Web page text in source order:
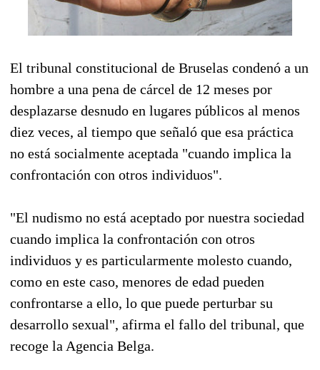
El tribunal constitucional de Bruselas condenó a un
hombre a una pena de cárcel de 12 meses por
desplazarse desnudo en lugares públicos al menos
diez veces, al tiempo que señaló que esa práctica
no está socialmente aceptada "cuando implica la
confrontación con otros individuos".
"El nudismo no está aceptado por nuestra sociedad
cuando implica la confrontación con otros
individuos y es particularmente molesto cuando,
como en este caso, menores de edad pueden
confrontarse a ello, lo que puede perturbar su
desarrollo sexual", afirma el fallo del tribunal, que
recoge la Agencia Belga.